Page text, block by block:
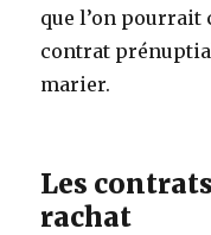
que l’on pourrait
contrat
marier.
Les
rachat